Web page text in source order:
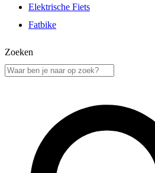
Elektrische Fiets
Fatbike
Zoeken